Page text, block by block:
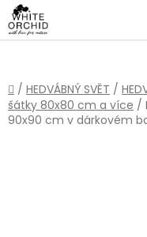
Přejít
na
obsah
Domů
/ HEDVÁBNÝ SVĚT /
šátky 80x80 cm a více /
90x90 cm v dárkovém